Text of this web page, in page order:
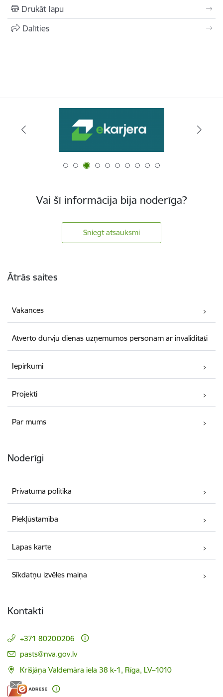
Drukāt lapu
Dalīties
Vai šī informācija bija noderīga?
Sniegt atsauksmi
Ātrās saites
Vakances
Atvērto durvju dienas uzņēmumos personām ar invaliditāti
Iepirkumi
Projekti
Par mums
Noderīgi
Privātuma politika
Piekļūstamība
Lapas karte
Sīkdatņu izvēles maiņa
Kontakti
+371 80200206
E-pasts:
pasts@nva.gov.lv
Krišjāņa Valdemāra iela 38 k-1, Rīga, LV–1010